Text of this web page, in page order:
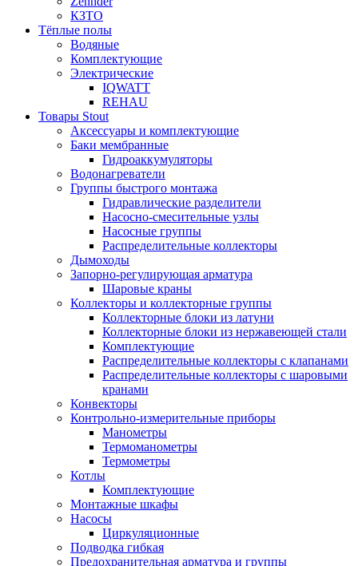
КЗТО
Тёплые полы
Водяные
Комплектующие
Электрические
IQWATT
REHAU
Товары Stout
Аксессуары и комплектующие
Баки мембранные
Гидроаккумуляторы
Водонагреватели
Группы быстрого монтажа
Гидравлические разделители
Насосно-смесительные узлы
Насосные группы
Распределительные коллекторы
Дымоходы
Запорно-регулирующая арматура
Шаровые краны
Коллекторы и коллекторные группы
Коллекторные блоки из латуни
Коллекторные блоки из нержавеющей стали
Комплектующие
Распределительные коллекторы с клапанами
Распределительные коллекторы с шаровыми
кранами
Конвекторы
Контрольно-измерительные приборы
Манометры
Термоманометры
Термометры
Котлы
Комплектующие
Монтажные шкафы
Насосы
Циркуляционные
Подводка гибкая
Предохранительная арматура и группы